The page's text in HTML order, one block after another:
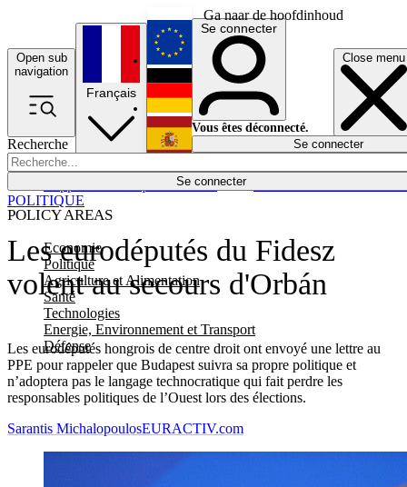
Ga naar de hoofdinhoud
Open sub
navigation
Close menu
Recherche
Se connecter
POLICY AREAS
Economie
Politique
Agriculture et Alimentation
Santé
Technologies
Energie, Environnement et Transport
Défense
Économie
Français
English
Deutsch
Español
Se connecter
Vous êtes déconnecté.
Se connecter
Les eurodéputés du Fidesz
volent au secours d'Orbán
Les eurodéputés hongrois de centre droit ont envoyé une lettre au
PPE pour rappeler que Budapest suivra sa propre politique et
n’adoptera pas le langage technocratique qui fait perdre les
responsables politiques de l’Ouest lors des élections.
POLITIQUE
Sarantis MichalopoulosEURACTIV.com